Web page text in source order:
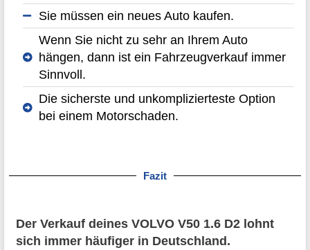
Sie müssen ein neues Auto kaufen.
Wenn Sie nicht zu sehr an Ihrem Auto
hängen, dann ist ein Fahrzeugverkauf immer
Sinnvoll.
Die sicherste und unkomplizierteste Option
bei einem Motorschaden.
Fazit
Der Verkauf deines VOLVO V50 1.6 D2 lohnt
sich immer häufiger in Deutschland.